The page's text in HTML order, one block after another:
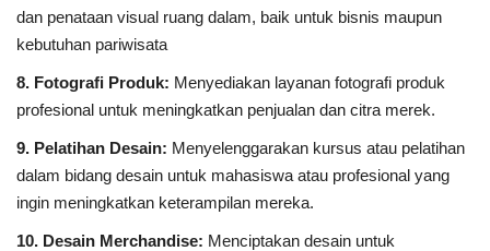
dan penataan visual ruang dalam, baik untuk bisnis maupun
kebutuhan pariwisata
8. Fotografi Produk: Menyediakan layanan fotografi produk
profesional untuk meningkatkan penjualan dan citra merek.
9. Pelatihan Desain: Menyelenggarakan kursus atau pelatihan
dalam bidang desain untuk mahasiswa atau profesional yang
ingin meningkatkan keterampilan mereka.
10. Desain Merchandise: Menciptakan desain untuk